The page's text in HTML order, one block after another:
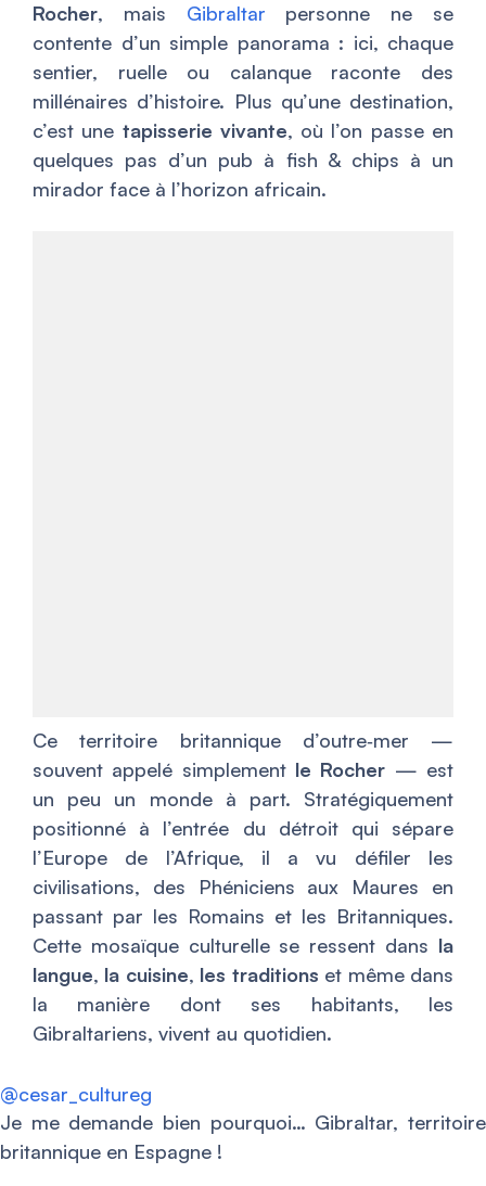
Rocher, mais Gibraltar personne ne se
contente d’un simple panorama : ici, chaque
sentier, ruelle ou calanque raconte des
millénaires d’histoire. Plus qu’une destination,
c’est une tapisserie vivante, où l’on passe en
quelques pas d’un pub à fish & chips à un
mirador face à l’horizon africain.
Ce territoire britannique d’outre‑mer —
souvent appelé simplement le Rocher — est
un peu un monde à part. Stratégiquement
positionné à l’entrée du détroit qui sépare
l’Europe de l’Afrique, il a vu défiler les
civilisations, des Phéniciens aux Maures en
passant par les Romains et les Britanniques.
Cette mosaïque culturelle se ressent dans la
langue, la cuisine, les traditions et même dans
la manière dont ses habitants, les
Gibraltariens, vivent au quotidien.
@cesar_cultureg
Je me demande bien pourquoi… Gibraltar, territoire
britannique en Espagne !